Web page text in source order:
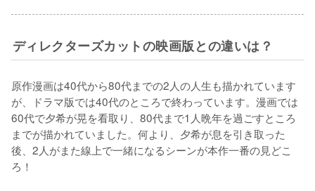
ディレクターズカットの映画版との違いは？
原作漫画は40代から80代までの2人の人生も描かれています
が、ドラマ版では40代のところで終わっています。漫画では
60代で夕希が晃を看取り、80代まで1人晩年を過ごすところ
までが描かれていました。何より、夕希が息を引き取った
後、2人がまた線上で一緒になるシーンが本作一番の見どこ
ろ！